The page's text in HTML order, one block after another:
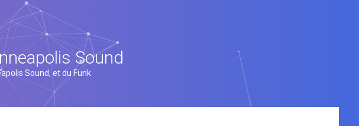
Sound
Sound, et du Funk